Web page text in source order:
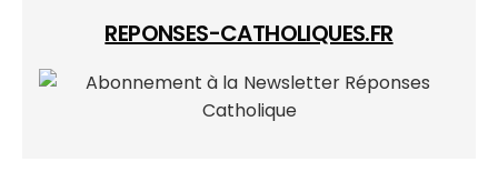
REPONSES-CATHOLIQUES.FR